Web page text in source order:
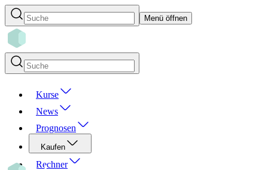
Menü öffnen
Kurse
News
Prognosen
Kaufen
Rechner